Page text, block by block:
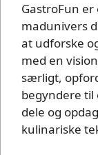
GastroFun
madunivers
at udforske
med en
særligt,
begyndere
dele og
kulinariske